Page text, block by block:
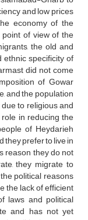
and low prices
economy of the
of view of the
the old and
specificity of
did not come
of Gowar
and the population
to religious and
in reducing the
of Heydarieh
they prefer to live in
reason they do not
they migrate to
political reasons
the lack of efficient
laws and political
and has not yet